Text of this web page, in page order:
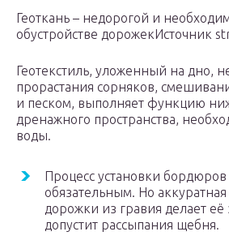
Геоткань – недорогой и
обустройстве дорожекИсточник
Геотекстиль, уложенный на дно,
прорастания сорняков,
и песком, выполняет функцию
дренажного пространства,
воды.
Процесс установки бордюров
обязательным. Но аккуратная
дорожки из гравия делает
допустит рассыпания щебня.